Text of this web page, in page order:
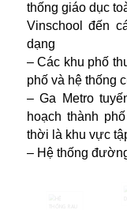
thống giáo dục
Vinschool đến
dạng
– Các khu phố
phố và hệ thống
– Ga Metro
hoạch thành
thời là khu vực
– Hệ thống